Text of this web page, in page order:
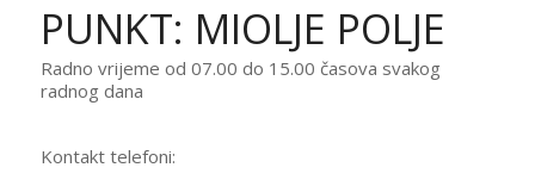
PUNKT: MIOLJE POLJE
Radno vrijeme od 07.00 do 15.00 časova svakog
radnog dana
Kontakt telefoni: